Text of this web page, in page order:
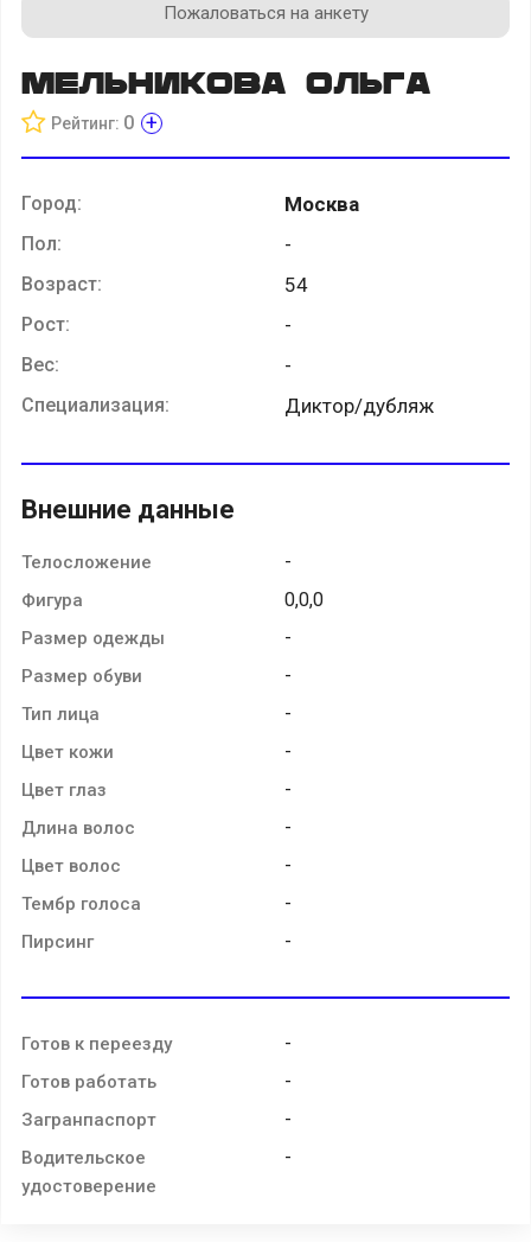
Пожаловаться на анкету
Мельникова Ольга
Рейтинг: 0 +
Город: Москва
Пол: -
Возраст: 54
Рост: -
Вес: -
Специализация: Диктор/дубляж
Внешние данные
Телосложение -
Фигура 0,0,0
Размер одежды -
Размер обуви -
Тип лица -
Цвет кожи -
Цвет глаз -
Длина волос -
Цвет волос -
Тембр голоса -
Пирсинг -
Готов к переезду -
Готов работать -
Загранпаспорт -
Водительское
удостоверение
-